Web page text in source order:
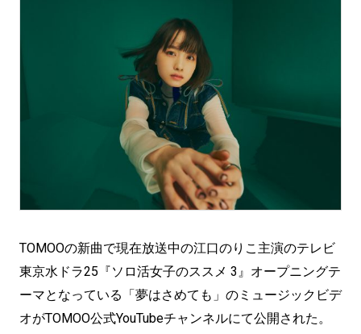
TOMOOの新曲で現在放送中の江口のりこ主演のテレビ
東京水ドラ25『ソロ活女子のススメ 3』オープニングテ
ーマとなっている「夢はさめても」のミュージックビデ
オがTOMOO公式YouTubeチャンネルにて公開された。